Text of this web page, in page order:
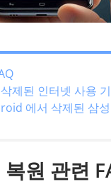
제된 인터넷 사용
에서 삭제된 삼
원 관련